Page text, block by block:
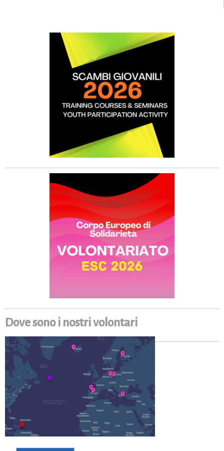
Dove sono i nostri volontari